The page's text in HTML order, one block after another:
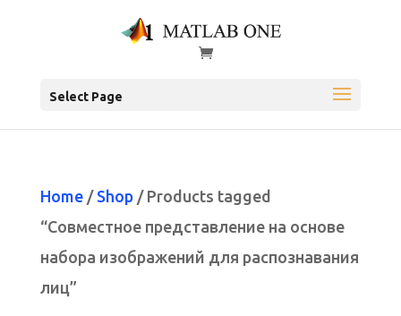
Select Page
Home/ Shop/ Products tagged
“Совместное представление на основе
набора изображений для распознавания
лиц”